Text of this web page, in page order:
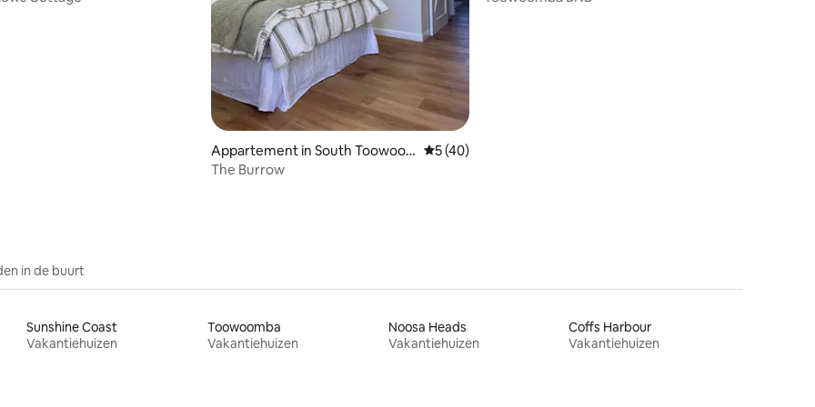
Appartement in South Toowoo
mba
Gemiddelde beoordeling van 5 uit 5, 40 recensies
5 (40)
The Burrow
in de buurt
Sunshine Coast
Vakantiehuizen
Toowoomba
Vakantiehuizen
Noosa Heads
Vakantiehuizen
Coffs Harbour
Vakantiehuizen